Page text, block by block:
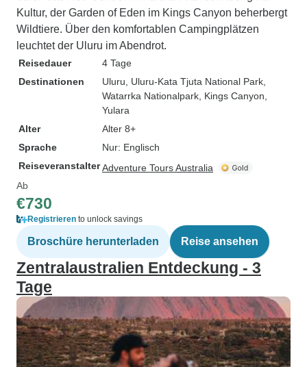
Kultur, der Garden of Eden im Kings Canyon beherbergt
Wildtiere. Über den komfortablen Campingplätzen
leuchtet der Uluru im Abendrot.
Reisedauer
4 Tage
Destinationen
Uluru , Uluru-Kata Tjuta National Park
Watarrka Nationalpark , Kings Canyon
Yulara
Alter
Alter 8+
Sprache
Nur: Englisch
ReiseveranstalterAdventure Tours Australia
Ab
€730
Registrieren to unlock savings
Broschüre herunterladen Reise ansehen
Zentralaustralien Entdeckung - 3
Tage